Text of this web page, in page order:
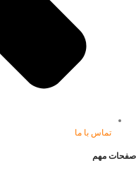
تماس با ما
صفحات مهم